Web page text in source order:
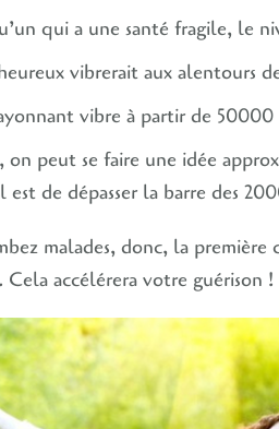
qui a une santé fragile, le
vibrerait aux alentours
vibre à partir de
on peut se faire une idée
est de dépasser la barre des
malades, donc, la
accélérera votre guérison !